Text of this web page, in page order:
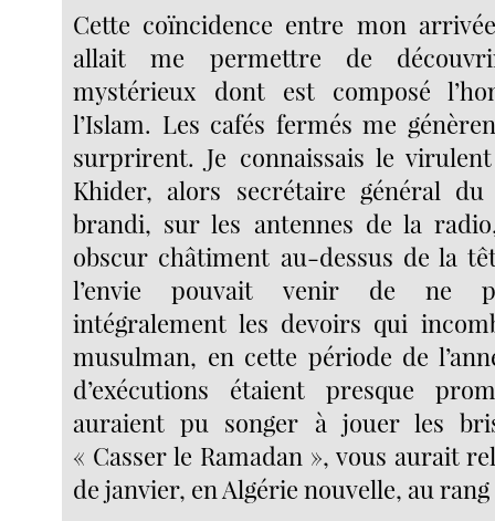
Cette coïncidence entre mon
allait me permettre de
mystérieux dont est composé
l’Islam. Les cafés fermés me
surprirent. Je connaissais le
Khider, alors secrétaire général
brandi, sur les antennes de la
obscur châtiment au-dessus de la
l’envie pouvait venir de ne
intégralement les devoirs qui
musulman, en cette période de
d’exécutions étaient presque
auraient pu songer à jouer les
« Casser le Ramadan », vous aurait
de janvier, en Algérie nouvelle, au